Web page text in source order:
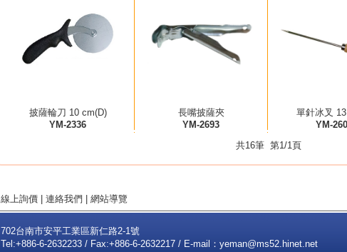
披薩輪刀 10 cm(D)
YM-2336
長嘴披薩夾
YM-2693
單針冰叉
YM-
共16筆 第1/1頁
線上詢價 連絡我們 網站導覽
702台南市安平工業區新仁路2-1號
Tel:+886-6-2632233 / Fax:+886-6-2632217 / E-mail： yeman@ms52.hinet.net